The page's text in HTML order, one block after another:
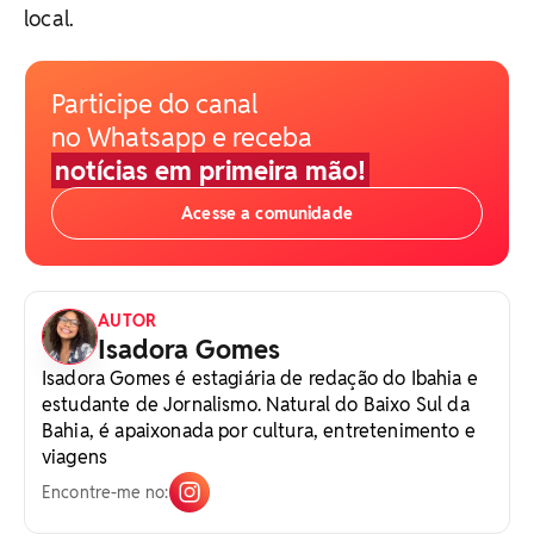
local.
Participe do canal
no Whatsapp e receba
notícias em primeira mão!
Acesse a comunidade
AUTOR
Isadora Gomes
Isadora Gomes é estagiária de redação do Ibahia e
estudante de Jornalismo. Natural do Baixo Sul da
Bahia, é apaixonada por cultura, entretenimento e
viagens
Encontre-me no: